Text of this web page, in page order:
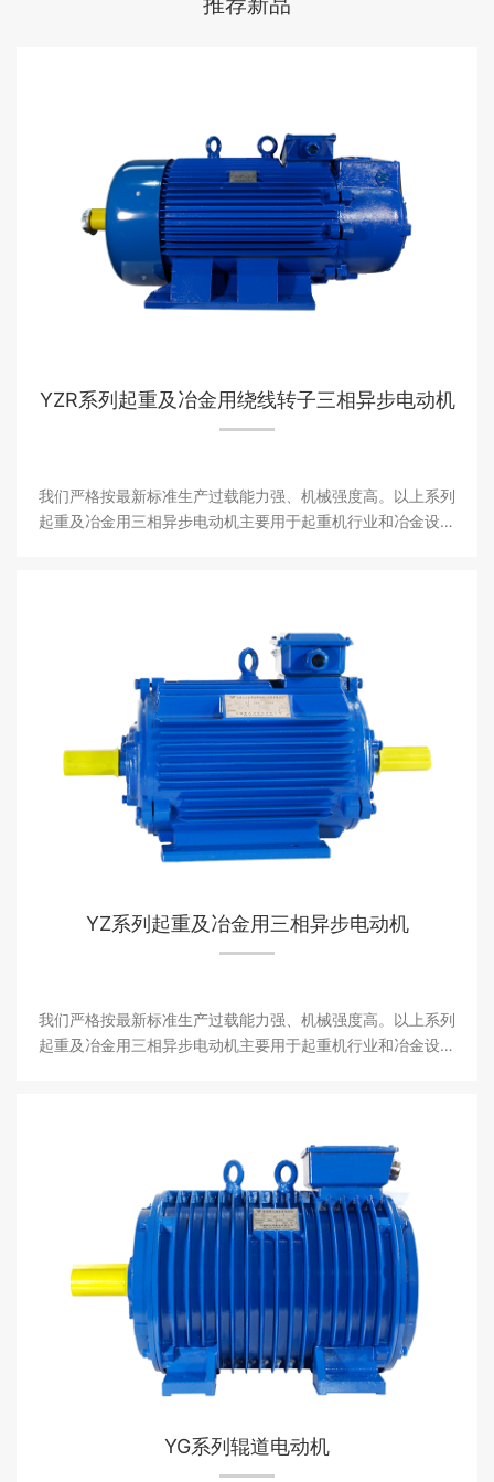
YZR系列起重及冶金用绕线转子三相异步电动机
我们严格按最新标准生产过载能力强、机械强度高。以上系列
起重及冶金用三相异步电动机主要用于起重机行业和冶金设备
YZ系列起重及冶金用三相异步电动机
我们严格按最新标准生产过载能力强、机械强度高。以上系列
起重及冶金用三相异步电动机主要用于起重机行业和冶金设备
YG系列辊道电动机